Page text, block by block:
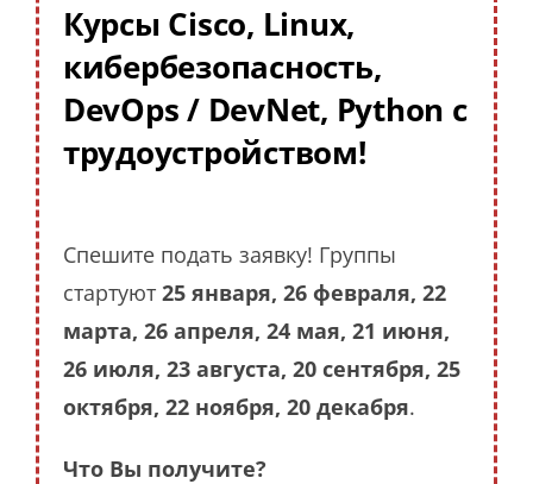
Курсы Cisco, Linux,
кибербезопасность,
DevOps / DevNet, Python с
трудоустройством!
Спешите подать заявку! Группы
стартуют 25 января, 26 февраля, 22
марта, 26 апреля, 24 мая, 21 июня,
26 июля, 23 августа, 20 сентября, 25
октября, 22 ноября, 20 декабря.
Что Вы получите?